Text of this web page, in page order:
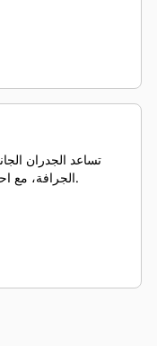
تساعد الجدران
الجرافة، مع احتجاز المزيد من المواد بأقل معدل انسكاب.